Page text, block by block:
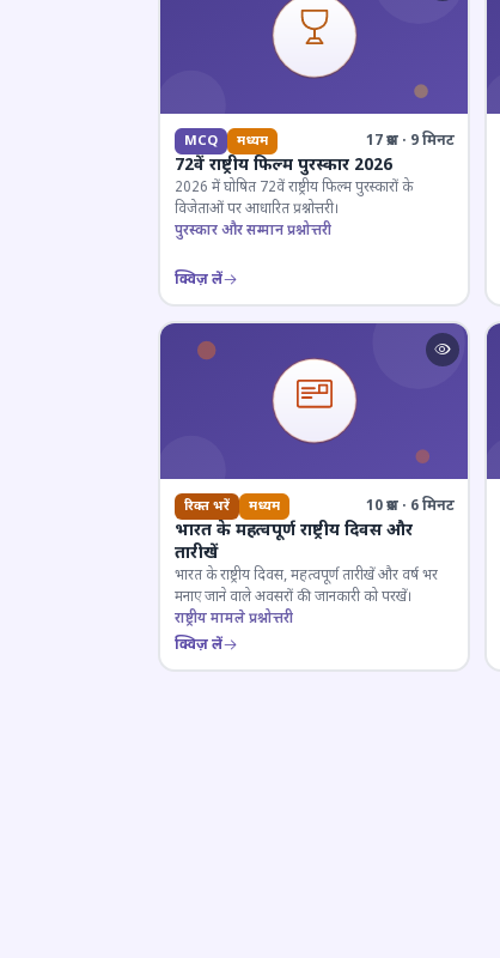
MCQ मध्यम 17 प्रश्न · 9 मिनट
72वें राष्ट्रीय फिल्म पुरस्कार 2026
2026 में घोषित 72वें राष्ट्रीय फिल्म पुरस्कारों के
विजेताओं पर आधारित प्रश्नोत्तरी।
पुरस्कार और सम्मान प्रश्नोत्तरी
क्विज़ लें
रिक्त भरें मध्यम 10 प्रश्न · 6 मिनट
भारत के महत्वपूर्ण राष्ट्रीय दिवस और
तारीखें
भारत के राष्ट्रीय दिवस, महत्वपूर्ण तारीखें और वर्ष भर
मनाए जाने वाले अवसरों की जानकारी को परखें।
राष्ट्रीय मामले प्रश्नोत्तरी
क्विज़ लें